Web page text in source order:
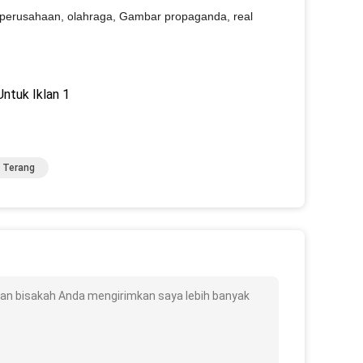
olahraga, Gambar propaganda, real
bisakah Anda mengirimkan saya lebih banyak